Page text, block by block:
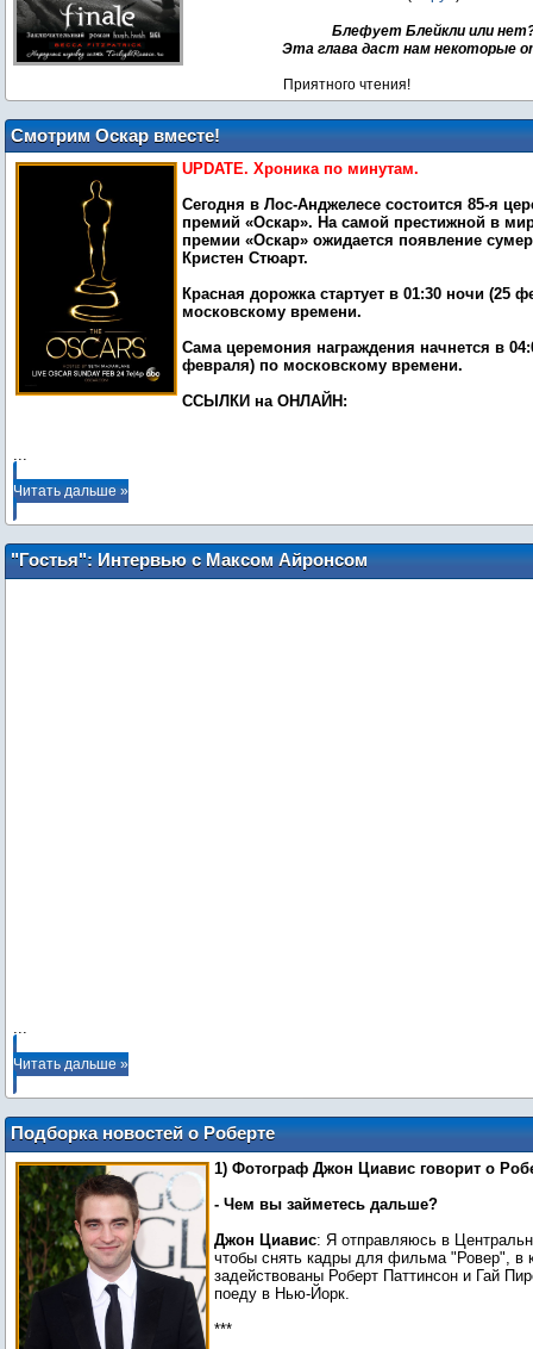
Блефует Блейкли или
Эта глава даст нам некоторые
Приятного чтения!
Смотрим Оскар вместе!
UPDATE. Хроника по минутам.
Сегодня в Лос-Анджелесе состоится 85-я
премий «Оскар». На самой престижной в
премии «Оскар» ожидается появление
Кристен Стюарт.
Красная дорожка стартует в 01:30 ночи (25
московскому времени.
Сама церемония награждения начнется в
февраля) по московскому времени.
ССЫЛКИ на ОНЛАЙН:
...
Читать дальше »
"Гостья": Интервью с Максом Айронсом
и Джейком Эйбелом (русские субтитры)
...
Читать дальше »
Подборка новостей о Роберте
Паттинсоне
1) Фотограф Джон Циавис говорит о
- Чем вы займетесь дальше?
Джон Циавис: Я отправляюсь в
чтобы снять кадры для фильма "Ровер", в
задействованы Роберт Паттинсон и Гай
поеду в Нью-Йорк.
***